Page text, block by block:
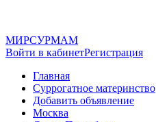
МИРСУРМАМ
Войти в кабинетРегистрация
Главная
Суррогатное материнство
Добавить объявление
Москва